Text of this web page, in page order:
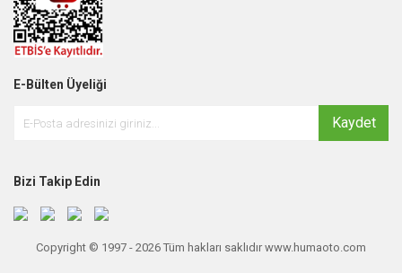
E-Bülten Üyeliği
Kaydet
Bizi Takip Edin
Copyright © 1997 - 2026 Tüm hakları saklıdır www.humaoto.com